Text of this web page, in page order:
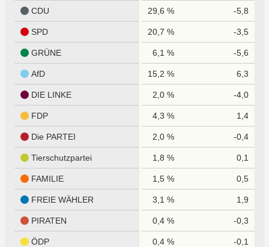
CDU 29,6 % -5,8
SPD 20,7 % -3,5
GRÜNE 6,1 % -5,6
AfD 15,2 % 6,3
DIE LINKE 2,0 % -4,0
FDP 4,3 % 1,4
Die PARTEI 2,0 % -0,4
Tierschutzpartei 1,8 % 0,1
FAMILIE 1,5 % 0,5
FREIE WÄHLER 3,1 % 1,9
PIRATEN 0,4 % -0,3
ÖDP 0,4 % -0,1